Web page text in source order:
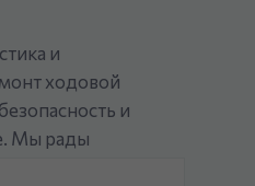
и
ходовой
и
Мы рады